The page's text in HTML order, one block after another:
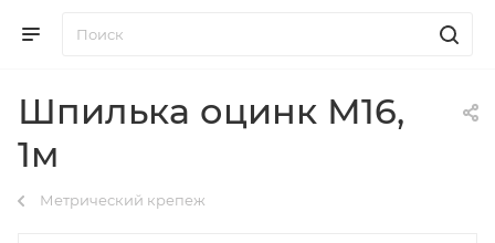
Шпилька оцинк М16,
1м
Метрический крепеж